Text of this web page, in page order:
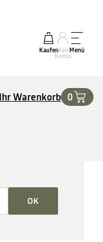
KaufenMein
Konto
Menü
Ihr Warenkorb 0
OK